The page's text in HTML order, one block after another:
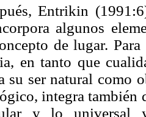
Entrikin
algunos
de lugar.
en tanto que
su ser natural como
integra también
y lo universal y